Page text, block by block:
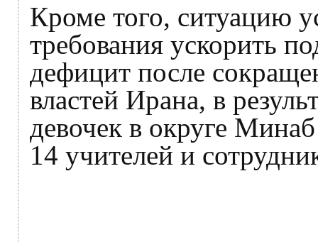
Кроме того, ситуацию
требования ускорить
дефицит после
властей Ирана, в
девочек в округе
14 учителей и